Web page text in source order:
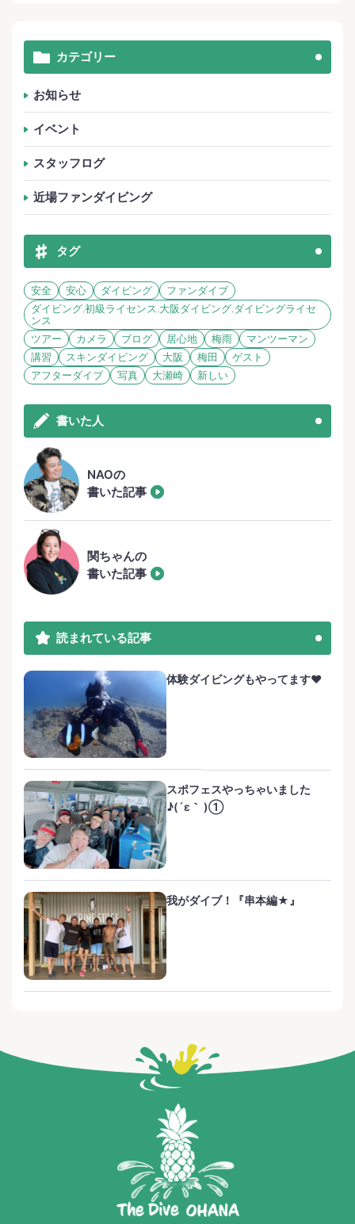
カテゴリー
お知らせ
イベント
スタッフログ
近場ファンダイビング
タグ
安全 安心 ダイビング
ファンダイブ
ダイビング.初級ライセンス.大阪ダイビング.ダイビングライセ
ンス
ツアー
カメラ ブログ 居心地 梅雨
マンツーマン
講習
スキンダイビング 大阪 梅田
ゲスト
アフターダイブ
写真 大瀬崎 新しい
書いた人
NAOの
書いた記事
関ちゃんの
書いた記事
読まれている記事
体験ダイビングもやってます❤️
スポフェスやっちゃいました
♪(´ε｀ )①
我がダイブ！『串本編★』